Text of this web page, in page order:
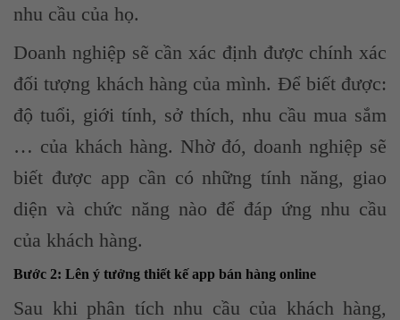
nhu cầu của họ.
Doanh nghiệp sẽ cần xác định được chính xác
đối tượng khách hàng của mình. Để biết được:
độ tuổi, giới tính, sở thích, nhu cầu mua sắm
… của khách hàng. Nhờ đó, doanh nghiệp sẽ
biết được app cần có những tính năng, giao
diện và chức năng nào để đáp ứng nhu cầu
của khách hàng.
Bước 2: Lên ý tưởng thiết kế app bán hàng online
Sau khi phân tích nhu cầu của khách hàng,